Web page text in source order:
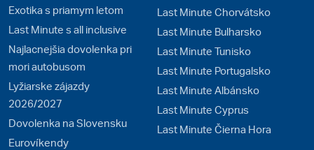
Exotika s priamym letom
Last Minute s all inclusive
Najlacnejšia dovolenka pri
mori autobusom
Lyžiarske zájazdy
2026/2027
Dovolenka na Slovensku
Eurovíkendy
Last Minute Chorvátsko
Last Minute Bulharsko
Last Minute Tunisko
Last Minute Portugalsko
Last Minute Albánsko
Last Minute Cyprus
Last Minute Čierna Hora